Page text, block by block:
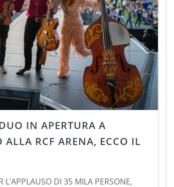
IN APERTURA A
ALLA RCF ARENA, ECCO IL
L’APPLAUSO DI 35 MILA PERSONE,